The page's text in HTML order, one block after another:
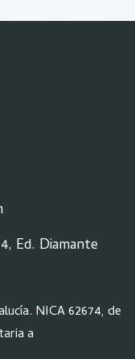
Ed. Diamante
NICA 62674, de
a